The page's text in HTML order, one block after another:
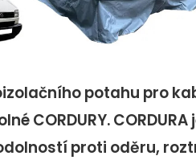
potahu pro
CORDURY.
proti oděru,